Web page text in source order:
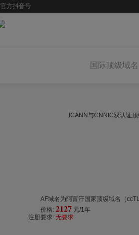
官方抖音号
国际顶级域名
ICANN与CNNIC双认证
AF域名为阿富汗国家顶级域名（
价格: 2127 元/1年
注册要求: 无要求